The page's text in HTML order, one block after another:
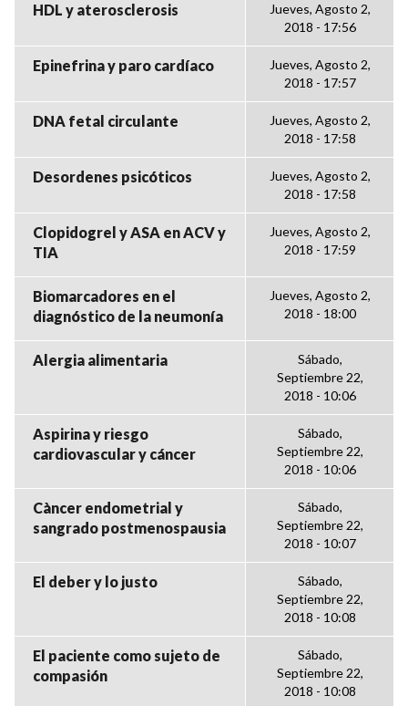
HDL y aterosclerosis
Jueves, Agosto 2,
2018 - 17:56
Epinefrina y paro cardíaco
Jueves, Agosto 2,
2018 - 17:57
DNA fetal circulante
Jueves, Agosto 2,
2018 - 17:58
Desordenes psicóticos
Jueves, Agosto 2,
2018 - 17:58
Clopidogrel y ASA en ACV y
TIA
Jueves, Agosto 2,
2018 - 17:59
Biomarcadores en el
diagnóstico de la neumonía
Jueves, Agosto 2,
2018 - 18:00
Alergia alimentaria
Sábado,
Septiembre 22,
2018 - 10:06
Aspirina y riesgo
cardiovascular y cáncer
Sábado,
Septiembre 22,
2018 - 10:06
Càncer endometrial y
sangrado postmenospausia
Sábado,
Septiembre 22,
2018 - 10:07
El deber y lo justo
Sábado,
Septiembre 22,
2018 - 10:08
El paciente como sujeto de
compasión
Sábado,
Septiembre 22,
2018 - 10:08